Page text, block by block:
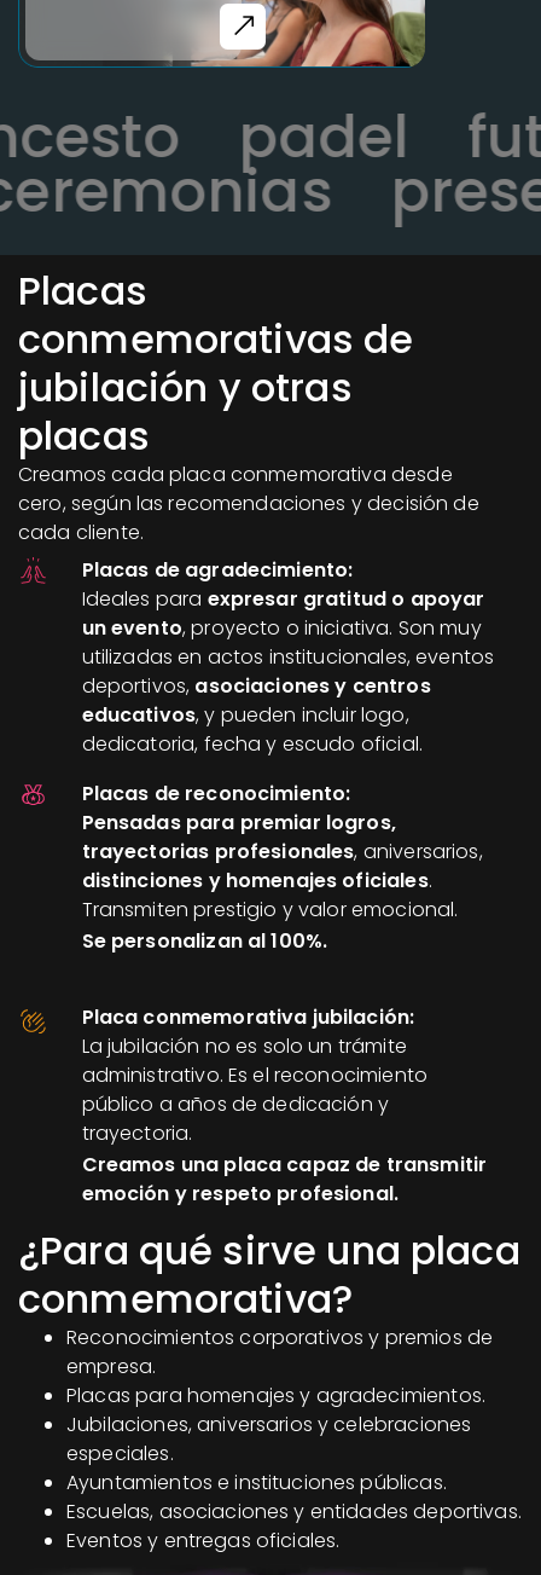
padel
Placas
conmemorativas de
jubilación y otras
placas
Creamos cada placa conmemorativa desde
cero, según las recomendaciones y decisión de
cada cliente.
Placas de agradecimiento:
Ideales para expresar gratitud o apoyar
un evento, proyecto o iniciativa. Son muy
utilizadas en actos institucionales, eventos
deportivos, asociaciones y centros
educativos, y pueden incluir logo,
dedicatoria, fecha y escudo oficial.
Placas de reconocimiento:
Pensadas para premiar logros,
trayectorias profesionales, aniversarios,
distinciones y homenajes oficiales.
Transmiten prestigio y valor emocional.
Se personalizan al 100%.
Placa conmemorativa jubilación:
La jubilación no es solo un trámite
administrativo. Es el reconocimiento
público a años de dedicación y
trayectoria.
Creamos una placa capaz de transmitir
emoción y respeto profesional.
¿Para qué sirve una placa
conmemorativa?
Reconocimientos corporativos y premios de
empresa.
Placas para homenajes y agradecimientos.
Jubilaciones, aniversarios y celebraciones
especiales.
Ayuntamientos e instituciones públicas.
Escuelas, asociaciones y entidades deportivas.
Eventos y entregas oficiales.